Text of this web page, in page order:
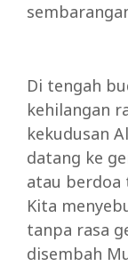
Di tengah
kehilangan
kekudusan
datang ke
atau berdoa
Kita
tanpa rasa
disembah